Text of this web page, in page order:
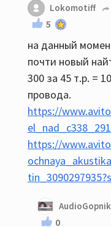
Lokomotiff
5
на данный
почти новый
300 за 45 т.р. =
провода.
https://
https://
AudioGopnik
0